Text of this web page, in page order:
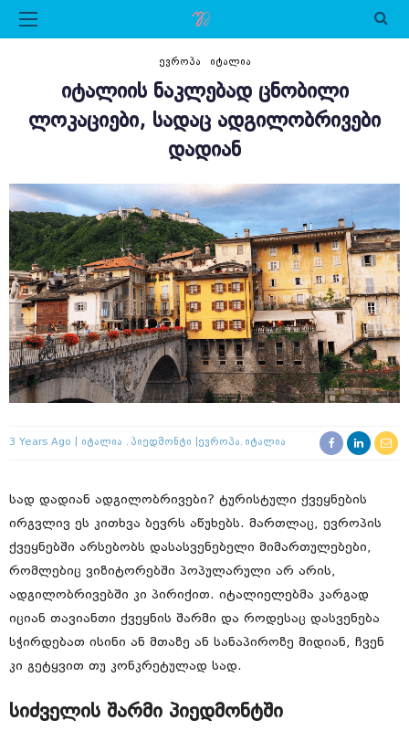
ᲔᲕᲠᲝᲞᲐ ᲘᲢᲐᲚᲘᲐ
ᲘᲢᲐᲚᲘᲘᲡ ᲜᲐᲙᲚᲔᲑᲐᲓ ᲪᲜᲝᲑᲘᲚᲘ
ᲚᲝᲙᲐᲪᲘᲔᲑᲘ, ᲡᲐᲓᲐᲪ ᲐᲓᲒᲘᲚᲝᲑᲠᲘᲕᲔᲑᲘ
ᲓᲐᲓᲘᲐᲜ
3 Years Ago Იტალია Პიედმონტი Ევროპა Იტალია
სად დადიან ადგილობრივები? ტურისტული ქვეყნების
ირგვლივ ეს კითხვა ბევრს აწუხებს. მართლაც, ევროპის
ქვეყნებში არსებობს დასასვენებელი მიმართულებები,
რომლებიც ვიზიტორებში პოპულარული არ არის,
ადგილობრივებში კი პირიქით. იტალიელებმა კარგად
იციან თავიანთი ქვეყნის შარმი და როდესაც დასვენება
სჭირდებათ ისინი ან მთაზე ან სანაპიროზე მიდიან, ჩვენ
კი გეტყვით თუ კონკრეტულად სად.
სიძველის შარმი პიედმონტში